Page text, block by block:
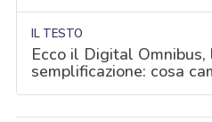
IL TESTO
Ecco il Digital Omnibus,
semplificazione: cosa